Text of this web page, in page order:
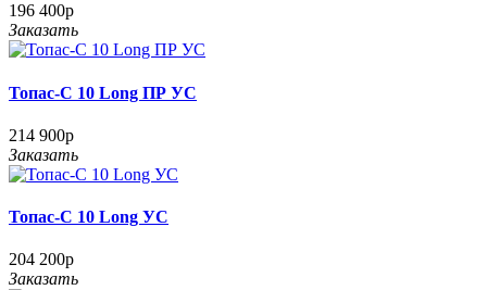
196 400р
Заказать
Топас-С 10 Long ПР УС
214 900р
Заказать
Топас-С 10 Long УС
204 200р
Заказать